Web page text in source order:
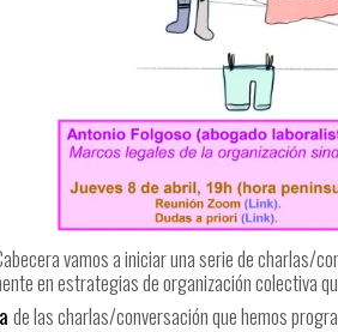
vamos a iniciar una serie de charlas/
en estrategias de organización colectiva
de las charlas/conversación que hemos